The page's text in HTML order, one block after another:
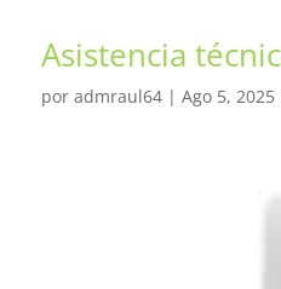
Asistencia
por admraul64| Ago 5, 2025